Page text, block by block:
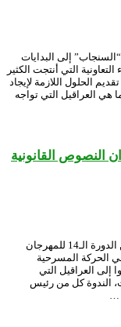
إلى البدايات
التي أنتجت الكثير
الحلول اللازمة لإيجاد
هي العراقيل التي تواجه
النصوص القانونية
احتضن المسرح الوطني الجزائري، اليوم السبت، ضمن الدورة الـ14 للمهرجان
الحركة المسرحية
إلى العراقيل التي
الندوة كل من رئيس